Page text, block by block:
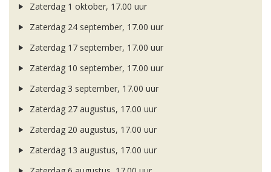
Zaterdag 1 oktober, 17.00 uur
Zaterdag 24 september, 17.00 uur
Zaterdag 17 september, 17.00 uur
Zaterdag 10 september, 17.00 uur
Zaterdag 3 september, 17.00 uur
Zaterdag 27 augustus, 17.00 uur
Zaterdag 20 augustus, 17.00 uur
Zaterdag 13 augustus, 17.00 uur